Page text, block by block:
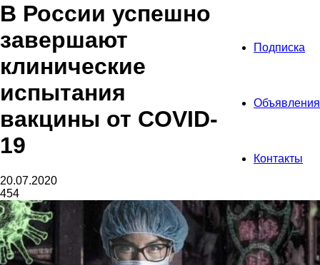
Подписка
Объявления
Контакты
В России успешно
завершают
клинические
испытания
вакцины от COVID-
19
20.07.2020
454